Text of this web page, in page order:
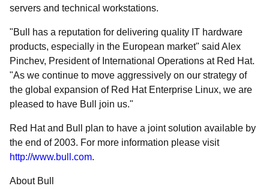
servers and technical workstations.
"Bull has a reputation for delivering quality IT hardware
products, especially in the European market" said Alex
Pinchev, President of International Operations at Red Hat.
"As we continue to move aggressively on our strategy of
the global expansion of Red Hat Enterprise Linux, we are
pleased to have Bull join us."
Red Hat and Bull plan to have a joint solution available by
the end of 2003. For more information please visit
http://www.bull.com.
About Bull